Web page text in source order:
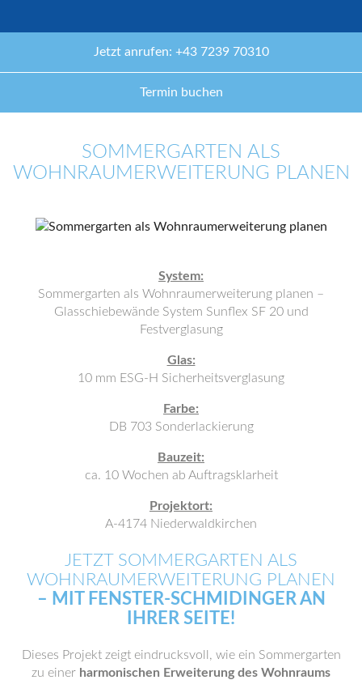
Jetzt anrufen: +43 7239 70310
Termin buchen
SOMMERGARTEN ALS
WOHNRAUMERWEITERUNG PLANEN
System:
Sommergarten als Wohnraumerweiterung planen –
Glasschiebewände System Sunflex SF 20 und
Festverglasung
Glas:
10 mm ESG-H Sicherheitsverglasung
Farbe:
DB 703 Sonderlackierung
Bauzeit:
ca. 10 Wochen ab Auftragsklarheit
Projektort:
A-4174 Niederwaldkirchen
JETZT SOMMERGARTEN ALS
WOHNRAUMERWEITERUNG PLANEN
– MIT FENSTER-SCHMIDINGER AN
IHRER SEITE!
Dieses Projekt zeigt eindrucksvoll, wie ein Sommergarten
zu einer harmonischen Erweiterung des Wohnraums